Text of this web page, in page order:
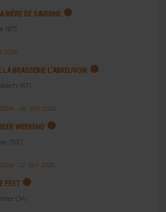
BIÈRE DE SAVERNE
(67)
2026
BRASSERIE L’ABREUVOIR
(67)
- 06 SEP 2026
WEEKEND
(BE)
- 12 SEP 2026
FEST
(34)